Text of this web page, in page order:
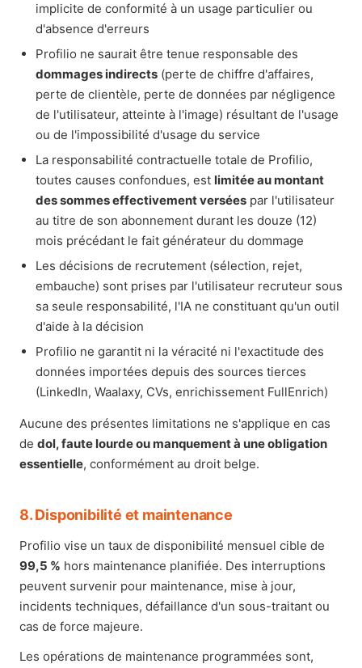
implicite de conformité à un usage particulier ou
d'absence d'erreurs
Profilio ne saurait être tenue responsable des
dommages indirects (perte de chiffre d'affaires,
perte de clientèle, perte de données par négligence
de l'utilisateur, atteinte à l'image) résultant de l'usage
ou de l'impossibilité d'usage du service
La responsabilité contractuelle totale de Profilio,
toutes causes confondues, est limitée au montant
des sommes effectivement versées par l'utilisateur
au titre de son abonnement durant les douze (12)
mois précédant le fait générateur du dommage
Les décisions de recrutement (sélection, rejet,
embauche) sont prises par l'utilisateur recruteur sous
sa seule responsabilité, l'IA ne constituant qu'un outil
d'aide à la décision
Profilio ne garantit ni la véracité ni l'exactitude des
données importées depuis des sources tierces
(LinkedIn, Waalaxy, CVs, enrichissement FullEnrich)
Aucune des présentes limitations ne s'applique en cas
de dol, faute lourde ou manquement à une obligation
essentielle, conformément au droit belge.
8. Disponibilité et maintenance
Profilio vise un taux de disponibilité mensuel cible de
99,5 % hors maintenance planifiée. Des interruptions
peuvent survenir pour maintenance, mise à jour,
incidents techniques, défaillance d'un sous-traitant ou
cas de force majeure.
Les opérations de maintenance programmées sont,